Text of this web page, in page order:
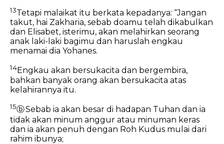
13Tetapi malaikat itu berkata kepadanya: “Jangan
takut, hai Zakharia, sebab doamu telah dikabulkan
dan Elisabet, isterimu, akan melahirkan seorang
anak laki-laki bagimu dan haruslah engkau
menamai dia Yohanes.
14Engkau akan bersukacita dan bergembira,
bahkan banyak orang akan bersukacita atas
kelahirannya itu.
15ⓑSebab ia akan besar di hadapan Tuhan dan ia
tidak akan minum anggur atau minuman keras
dan ia akan penuh dengan Roh Kudus mulai dari
rahim ibunya;